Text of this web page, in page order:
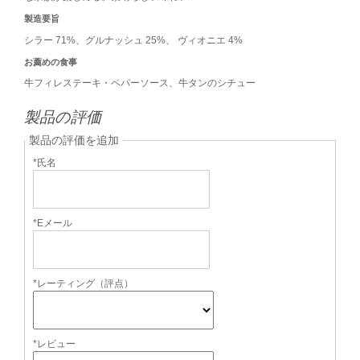
製造要旨
シラー 71%、グルナッシュ 25%、 ヴィオニエ 4%
お薦めの食事
牛フィレステーキ・ペパーソース、牛タンのシチュー
製品の評価
製品の評価を追加
*氏名
*Eメール
*レーティング（評点）
*レビュー